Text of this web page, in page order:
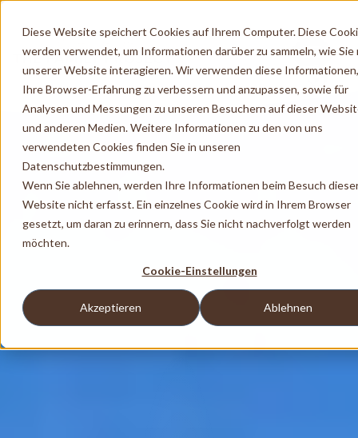
Diese Website speichert Cookies auf Ihrem Computer. Diese
werden verwendet, um Informationen darüber zu sammeln, wie Sie
unserer Website interagieren. Wir verwenden diese
Ihre Browser-Erfahrung zu verbessern und anzupassen, sowie für
Analysen und Messungen zu unseren Besuchern auf dieser
und anderen Medien. Weitere Informationen zu den von uns
verwendeten Cookies finden Sie in unseren
Datenschutzbestimmungen.
Wenn Sie ablehnen, werden Ihre Informationen beim Besuch
Website nicht erfasst. Ein einzelnes Cookie wird in Ihrem Browser
gesetzt, um daran zu erinnern, dass Sie nicht nachverfolgt werden
möchten.
Cookie-Einstellungen
Akzeptieren Ablehnen